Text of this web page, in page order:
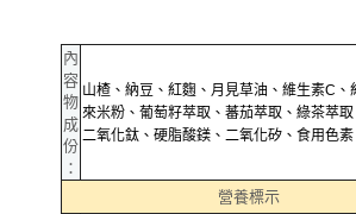
※ 交易是否成功請以「AFTEE先享後付 」之結帳頁
是否繳費成功／繳費後需取消欲退款等相關疑問，
客戶支援中心」https://
【注意事項】
１．透過由恩沛科技股份有限公司提供之「AFTEE
易，需依本服務之必要範圍內提供個人資料，並將
權轉讓予恩沛科技股份有限公司。
郵局（離島配送）
每筆NT$125
付款後門市自取
內
容
物
成
份
：
山楂、納豆、紅麴、月見草油、維生素C、
來米粉、葡萄籽萃取、蕃茄萃取、綠茶萃取
二氧化鈦、硬脂酸鎂、二氧化矽、食用色素
營養標示